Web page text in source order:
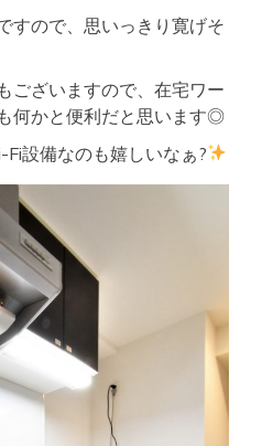
すので、思いっきり寛げそ
ございますので、在宅ワー
何かと便利だと思います◎
設備なのも嬉しいなぁ?